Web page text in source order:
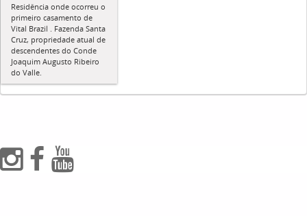
Residência onde ocorreu o
primeiro casamento de
Vital Brazil . Fazenda Santa
Cruz, propriedade atual de
descendentes do Conde
Joaquim Augusto Ribeiro
do Valle.